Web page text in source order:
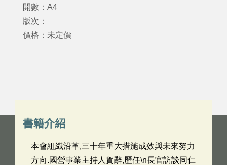
開數：A4
版次：
價格：未定價
書籍介紹
本會組織沿革,三十年重大措施成效與未來努力
方向.國營事業主持人賀辭,歷任\n長官訪談同仁